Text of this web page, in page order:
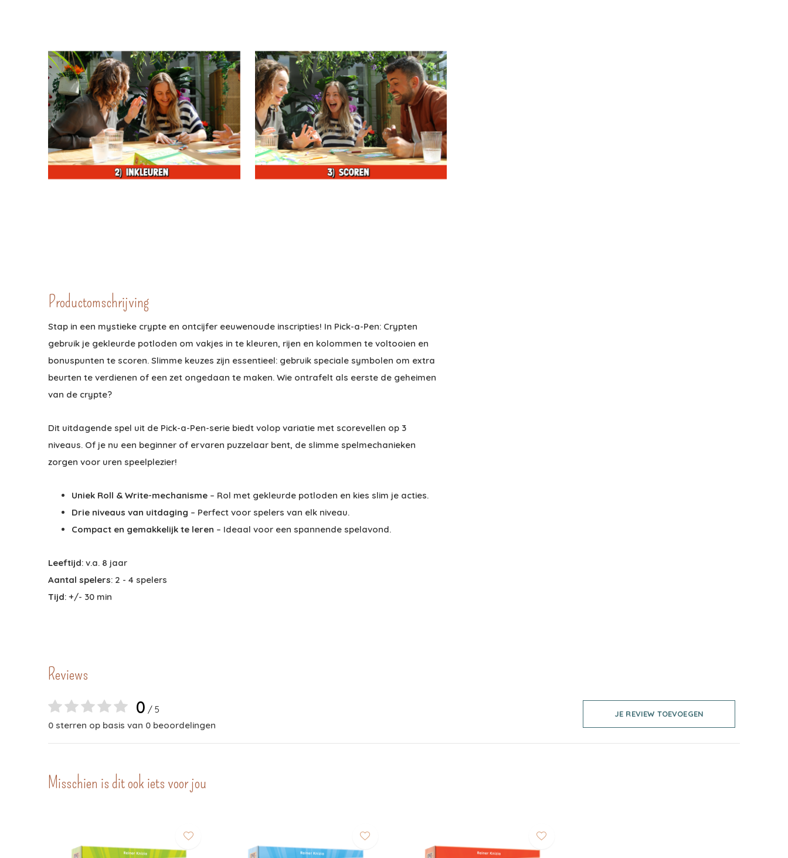
Productomschrijving
Stap in een mystieke crypte en ontcijfer eeuwenoude inscripties! In Pick-a-Pen: Crypten
gebruik je gekleurde potloden om vakjes in te kleuren, rijen en kolommen te voltooien en
bonuspunten te scoren. Slimme keuzes zijn essentieel: gebruik speciale symbolen om extra
beurten te verdienen of een zet ongedaan te maken. Wie ontrafelt als eerste de geheimen
van de crypte?
Dit uitdagende spel uit de Pick-a-Pen-serie biedt volop variatie met scorevellen op 3
niveaus. Of je nu een beginner of ervaren puzzelaar bent, de slimme spelmechanieken
zorgen voor uren speelplezier!
Uniek Roll & Write-mechanisme – Rol met gekleurde potloden en kies slim je acties.
Drie niveaus van uitdaging – Perfect voor spelers van elk niveau.
Compact en gemakkelijk te leren – Ideaal voor een spannende spelavond.
Leeftijd: v.a. 8 jaar
Aantal spelers: 2 - 4 spelers
Tijd: +/- 30 min
Reviews
0 / 5
0 sterren op basis van 0 beoordelingen
JE REVIEW TOEVOEGEN
Misschien is dit ook iets voor jou